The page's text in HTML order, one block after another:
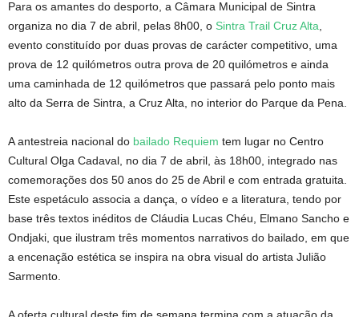
Para os amantes do desporto, a Câmara Municipal de Sintra
organiza no dia 7 de abril, pelas 8h00, o Sintra Trail Cruz Alta
evento constituído por duas provas de carácter competitivo, uma
prova de 12 quilómetros outra prova de 20 quilómetros e ainda
uma caminhada de 12 quilómetros que passará pelo ponto mais
alto da Serra de Sintra, a Cruz Alta, no interior do Parque da Pena.
A antestreia nacional do bailado Requiem tem lugar no Centro
Cultural Olga Cadaval, no dia 7 de abril, às 18h00, integrado nas
comemorações dos 50 anos do 25 de Abril e com entrada gratuita.
Este espetáculo associa a dança, o vídeo e a literatura, tendo por
base três textos inéditos de Cláudia Lucas Chéu, Elmano Sancho e
Ondjaki, que ilustram três momentos narrativos do bailado, em que
a encenação estética se inspira na obra visual do artista Julião
Sarmento.